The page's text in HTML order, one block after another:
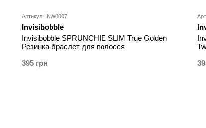
Артикул: INW0007
Invisibobble
Invisibobble SPRUNCHIE SLIM True Golden
Резинка-браслет для волосся
395 грн